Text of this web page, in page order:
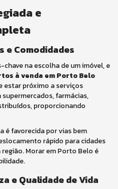
e
e Comodidades
na escolha de um imóvel, e
à venda em Porto Belo
estar próximo a serviços
farmácias,
proporcionando
é favorecida por vias bem
rápido para cidades
Morar em Porto Belo é
e Qualidade de Vida